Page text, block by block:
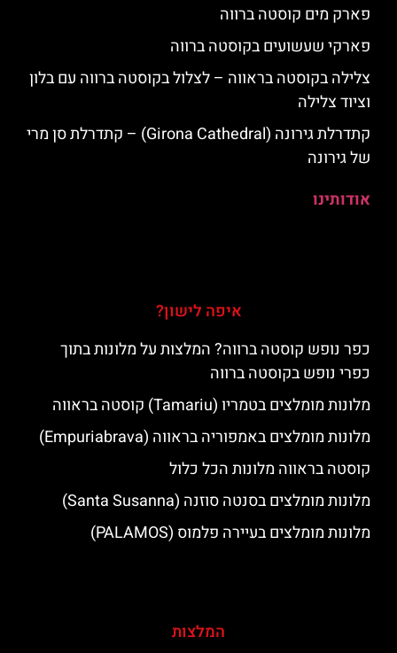
פארק מים קוסטה ברווה
פארקי שעשועים בקוסטה ברווה
צלילה בקוסטה בראווה – לצלול בקוסטה ברווה עם בלון
וציוד צלילה
קתדרלת גירונה (Girona Cathedral) – קתדרלת סן מרי
של גירונה
אודותינו
איפה לישון?
כפר נופש קוסטה ברווה? המלצות על מלונות בתוך
כפרי נופש בקוסטה ברווה
מלונות מומלצים בטמריו (Tamariu) קוסטה בראווה
מלונות מומלצים באמפוריה בראווה (Empuriabrava)
קוסטה בראווה מלונות הכל כלול
מלונות מומלצים בסנטה סוזנה (Santa Susanna)
מלונות מומלצים בעיירה פלמוס (PALAMOS)
המלצות